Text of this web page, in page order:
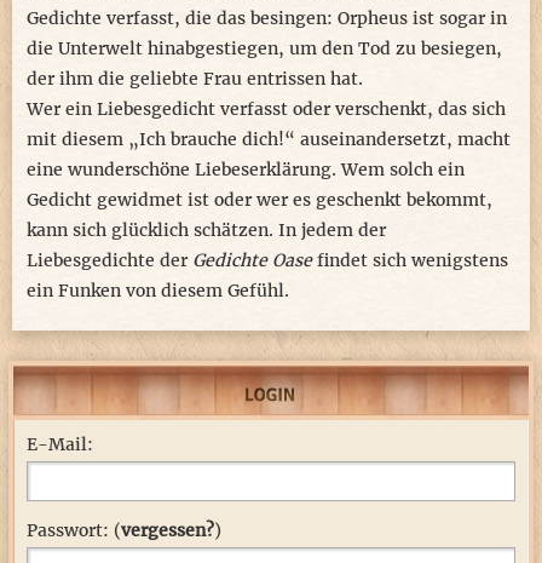
Gedichte verfasst, die das besingen: Orpheus ist sogar in
die Unterwelt hinabgestiegen, um den Tod zu besiegen,
der ihm die geliebte Frau entrissen hat.
Wer ein Liebesgedicht verfasst oder verschenkt, das sich
mit diesem „Ich brauche dich!“ auseinandersetzt, macht
eine wunderschöne Liebeserklärung. Wem solch ein
Gedicht gewidmet ist oder wer es geschenkt bekommt,
kann sich glücklich schätzen. In jedem der
Liebesgedichte der Gedichte Oasefindet sich wenigstens
ein Funken von diesem Gefühl.
E-Mail:
Passwort: (vergessen?)